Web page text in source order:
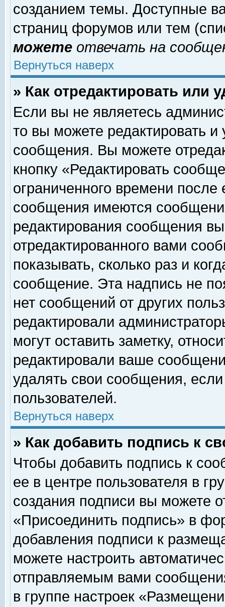
созданием темы. Доступные
страниц форумов или тем
можете отвечать на
Вернуться наверх
» Как отредактировать или
Если вы не являетесь
то вы можете редактировать и
сообщения. Вы можете
кнопку «Редактировать
ограниченного времени
сообщения имеются
редактирования сообщения
отредактированного вами
показывать, сколько раз и
сообщение. Эта надпись не
нет сообщений от других
редактировали
могут оставить заметку,
редактировали ваше
удалять свои сообщения,
пользователей.
Вернуться наверх
» Как добавить подпись к
Чтобы добавить подпись к
ее в центре пользователя в
создания подписи вы можете
«Присоединить подпись» в
добавления подписи к
можете настроить
отправляемым вами
в группе настроек